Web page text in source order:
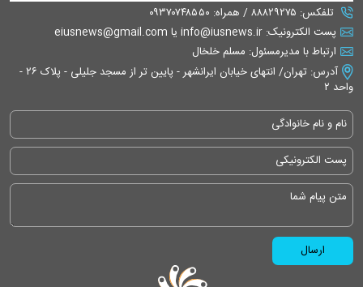
تلفکس: ۸۸۸۲۹۲۷۵ / همراه: ۰۹۳۷۰۷۴۸۵۵۰
پست الکترونیک: info@iusnews.ir یا eiusnews@gmail.com
ارتباط با مدیرمسئول: مسلم خلخال
آدرس: تهران/ انتهای خیابان ایرانشهر - پایین تر از مسجد جلیلی - پلاک ۲۶ -
واحد ۲